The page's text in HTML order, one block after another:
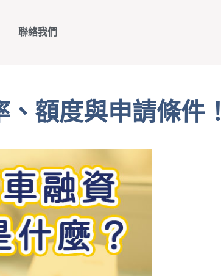
聯絡我們
額度與申請條件！